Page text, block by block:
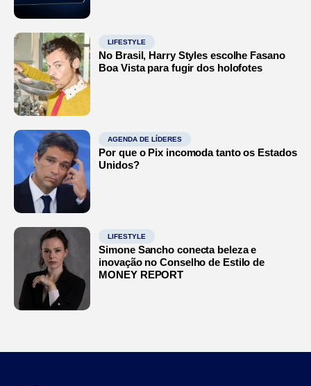
LIFESTYLE
No Brasil, Harry Styles escolhe Fasano
Boa Vista para fugir dos holofotes
AGENDA DE LÍDERES
Por que o Pix incomoda tanto os Estados
Unidos?
LIFESTYLE
Simone Sancho conecta beleza e
inovação no Conselho de Estilo de
MONEY REPORT